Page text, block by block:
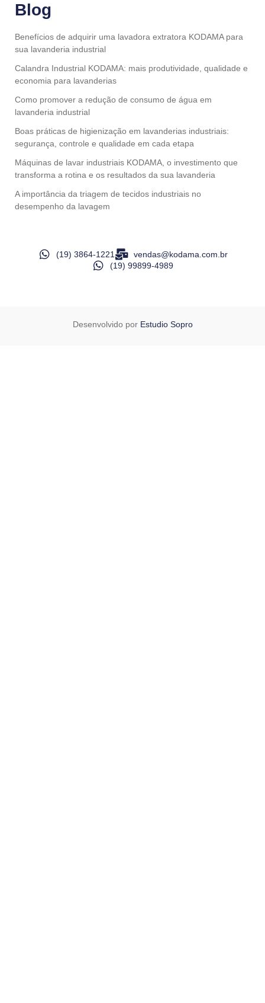
Blog
Benefícios de adquirir uma lavadora extratora KODAMA para
sua lavanderia industrial
Calandra Industrial KODAMA: mais produtividade, qualidade e
economia para lavanderias
Como promover a redução de consumo de água em
lavanderia industrial
Boas práticas de higienização em lavanderias industriais:
segurança, controle e qualidade em cada etapa
Máquinas de lavar industriais KODAMA, o investimento que
transforma a rotina e os resultados da sua lavanderia
A importância da triagem de tecidos industriais no
desempenho da lavagem
(19) 3864-1221
vendas@kodama.com.br
(19) 99899-4989
Desenvolvido por Estudio Sopro